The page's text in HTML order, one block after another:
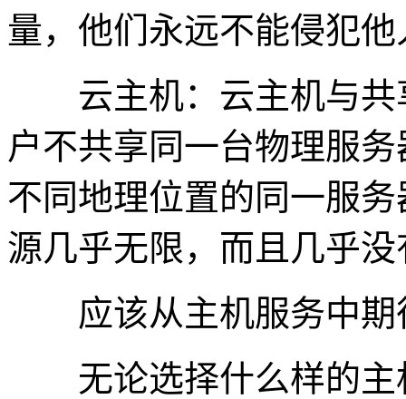
量，他们永远不能侵犯
云主机：云主机与共
户不共享同一台物理服
不同地理位置的同一服
源几乎无限，而且几乎
应该从主机服务中期
无论选择什么样的主